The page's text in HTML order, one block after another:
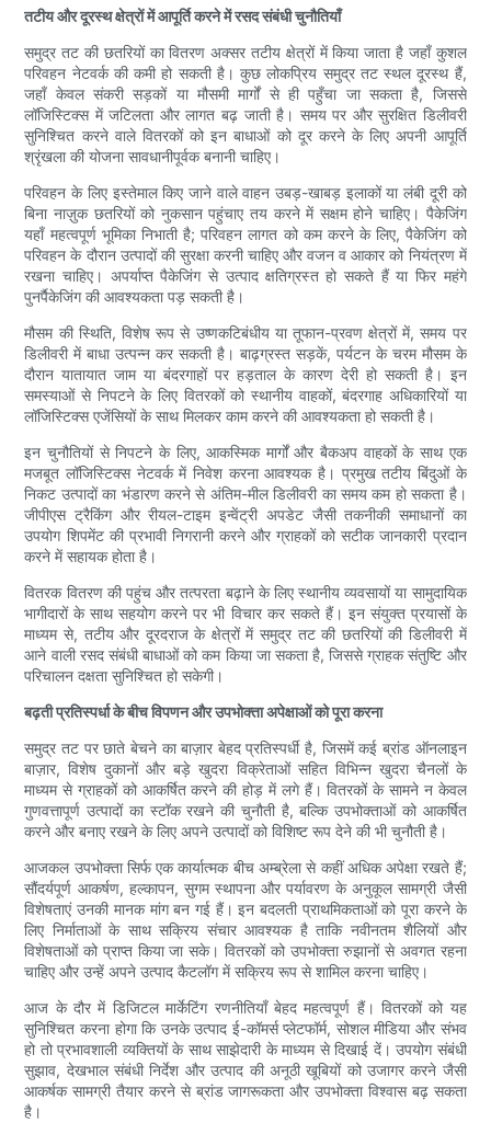
तटीय और दूरस्थ क्षेत्रों में आपूर्ति करने में रसद संबंधी चुनौतियाँ
समुद्र तट की छतरियों का वितरण अक्सर तटीय क्षेत्रों में किया जाता है जहाँ कुशल
परिवहन नेटवर्क की कमी हो सकती है। कुछ लोकप्रिय समुद्र तट स्थल दूरस्थ हैं,
जहाँ केवल संकरी सड़कों या मौसमी मार्गों से ही पहुँचा जा सकता है, जिससे
लॉजिस्टिक्स में जटिलता और लागत बढ़ जाती है। समय पर और सुरक्षित डिलीवरी
सुनिश्चित करने वाले वितरकों को इन बाधाओं को दूर करने के लिए अपनी आपूर्ति
श्रृंखला की योजना सावधानीपूर्वक बनानी चाहिए।
परिवहन के लिए इस्तेमाल किए जाने वाले वाहन उबड़-खाबड़ इलाकों या लंबी दूरी को
बिना नाज़ुक छतरियों को नुकसान पहुंचाए तय करने में सक्षम होने चाहिए। पैकेजिंग
यहाँ महत्वपूर्ण भूमिका निभाती है; परिवहन लागत को कम करने के लिए, पैकेजिंग को
परिवहन के दौरान उत्पादों की सुरक्षा करनी चाहिए और वजन व आकार को नियंत्रण में
रखना चाहिए। अपर्याप्त पैकेजिंग से उत्पाद क्षतिग्रस्त हो सकते हैं या फिर महंगे
पुनर्पैकेजिंग की आवश्यकता पड़ सकती है।
मौसम की स्थिति, विशेष रूप से उष्णकटिबंधीय या तूफान-प्रवण क्षेत्रों में, समय पर
डिलीवरी में बाधा उत्पन्न कर सकती है। बाढ़ग्रस्त सड़कें, पर्यटन के चरम मौसम के
दौरान यातायात जाम या बंदरगाहों पर हड़ताल के कारण देरी हो सकती है। इन
समस्याओं से निपटने के लिए वितरकों को स्थानीय वाहकों, बंदरगाह अधिकारियों या
लॉजिस्टिक्स एजेंसियों के साथ मिलकर काम करने की आवश्यकता हो सकती है।
इन चुनौतियों से निपटने के लिए, आकस्मिक मार्गों और बैकअप वाहकों के साथ एक
मजबूत लॉजिस्टिक्स नेटवर्क में निवेश करना आवश्यक है। प्रमुख तटीय बिंदुओं के
निकट उत्पादों का भंडारण करने से अंतिम-मील डिलीवरी का समय कम हो सकता है।
जीपीएस ट्रैकिंग और रीयल-टाइम इन्वेंट्री अपडेट जैसी तकनीकी समाधानों का
उपयोग शिपमेंट की प्रभावी निगरानी करने और ग्राहकों को सटीक जानकारी प्रदान
करने में सहायक होता है।
वितरक वितरण की पहुंच और तत्परता बढ़ाने के लिए स्थानीय व्यवसायों या सामुदायिक
भागीदारों के साथ सहयोग करने पर भी विचार कर सकते हैं। इन संयुक्त प्रयासों के
माध्यम से, तटीय और दूरदराज के क्षेत्रों में समुद्र तट की छतरियों की डिलीवरी में
आने वाली रसद संबंधी बाधाओं को कम किया जा सकता है, जिससे ग्राहक संतुष्टि और
परिचालन दक्षता सुनिश्चित हो सकेगी।
बढ़ती प्रतिस्पर्धा के बीच विपणन और उपभोक्ता अपेक्षाओं को पूरा करना
समुद्र तट पर छाते बेचने का बाज़ार बेहद प्रतिस्पर्धी है, जिसमें कई ब्रांड ऑनलाइन
बाज़ार, विशेष दुकानों और बड़े खुदरा विक्रेताओं सहित विभिन्न खुदरा चैनलों के
माध्यम से ग्राहकों को आकर्षित करने की होड़ में लगे हैं। वितरकों के सामने न केवल
गुणवत्तापूर्ण उत्पादों का स्टॉक रखने की चुनौती है, बल्कि उपभोक्ताओं को आकर्षित
करने और बनाए रखने के लिए अपने उत्पादों को विशिष्ट रूप देने की भी चुनौती है।
आजकल उपभोक्ता सिर्फ एक कार्यात्मक बीच अम्ब्रेला से कहीं अधिक अपेक्षा रखते हैं;
सौंदर्यपूर्ण आकर्षण, हल्कापन, सुगम स्थापना और पर्यावरण के अनुकूल सामग्री जैसी
विशेषताएं उनकी मानक मांग बन गई हैं। इन बदलती प्राथमिकताओं को पूरा करने के
लिए निर्माताओं के साथ सक्रिय संचार आवश्यक है ताकि नवीनतम शैलियों और
विशेषताओं को प्राप्त किया जा सके। वितरकों को उपभोक्ता रुझानों से अवगत रहना
चाहिए और उन्हें अपने उत्पाद कैटलॉग में सक्रिय रूप से शामिल करना चाहिए।
आज के दौर में डिजिटल मार्केटिंग रणनीतियाँ बेहद महत्वपूर्ण हैं। वितरकों को यह
सुनिश्चित करना होगा कि उनके उत्पाद ई-कॉमर्स प्लेटफॉर्म, सोशल मीडिया और संभव
हो तो प्रभावशाली व्यक्तियों के साथ साझेदारी के माध्यम से दिखाई दें। उपयोग संबंधी
सुझाव, देखभाल संबंधी निर्देश और उत्पाद की अनूठी खूबियों को उजागर करने जैसी
आकर्षक सामग्री तैयार करने से ब्रांड जागरूकता और उपभोक्ता विश्वास बढ़ सकता
है।